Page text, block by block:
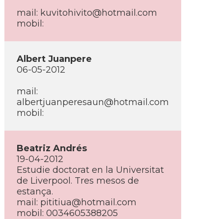
mail: kuvitohivito@hotmail.com
mobil:
Albert Juanpere
06-05-2012
mail:
albertjuanperesaun@hotmail.com
mobil:
Beatriz Andrés
19-04-2012
Estudie doctorat en la Universitat
de Liverpool. Tres mesos de
estança.
mail: pititiua@hotmail.com
mobil: 0034605388205